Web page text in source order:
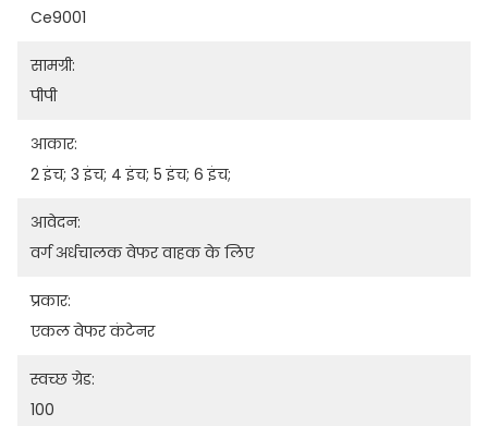
Ce9001
सामग्री:
पीपी
आकार:
2 इंच; 3 इंच; 4 इंच; 5 इंच; 6 इंच;
आवेदन:
वर्ग अर्धचालक वेफर वाहक के लिए
प्रकार:
एकल वेफर कंटेनर
स्वच्छ ग्रेड:
100